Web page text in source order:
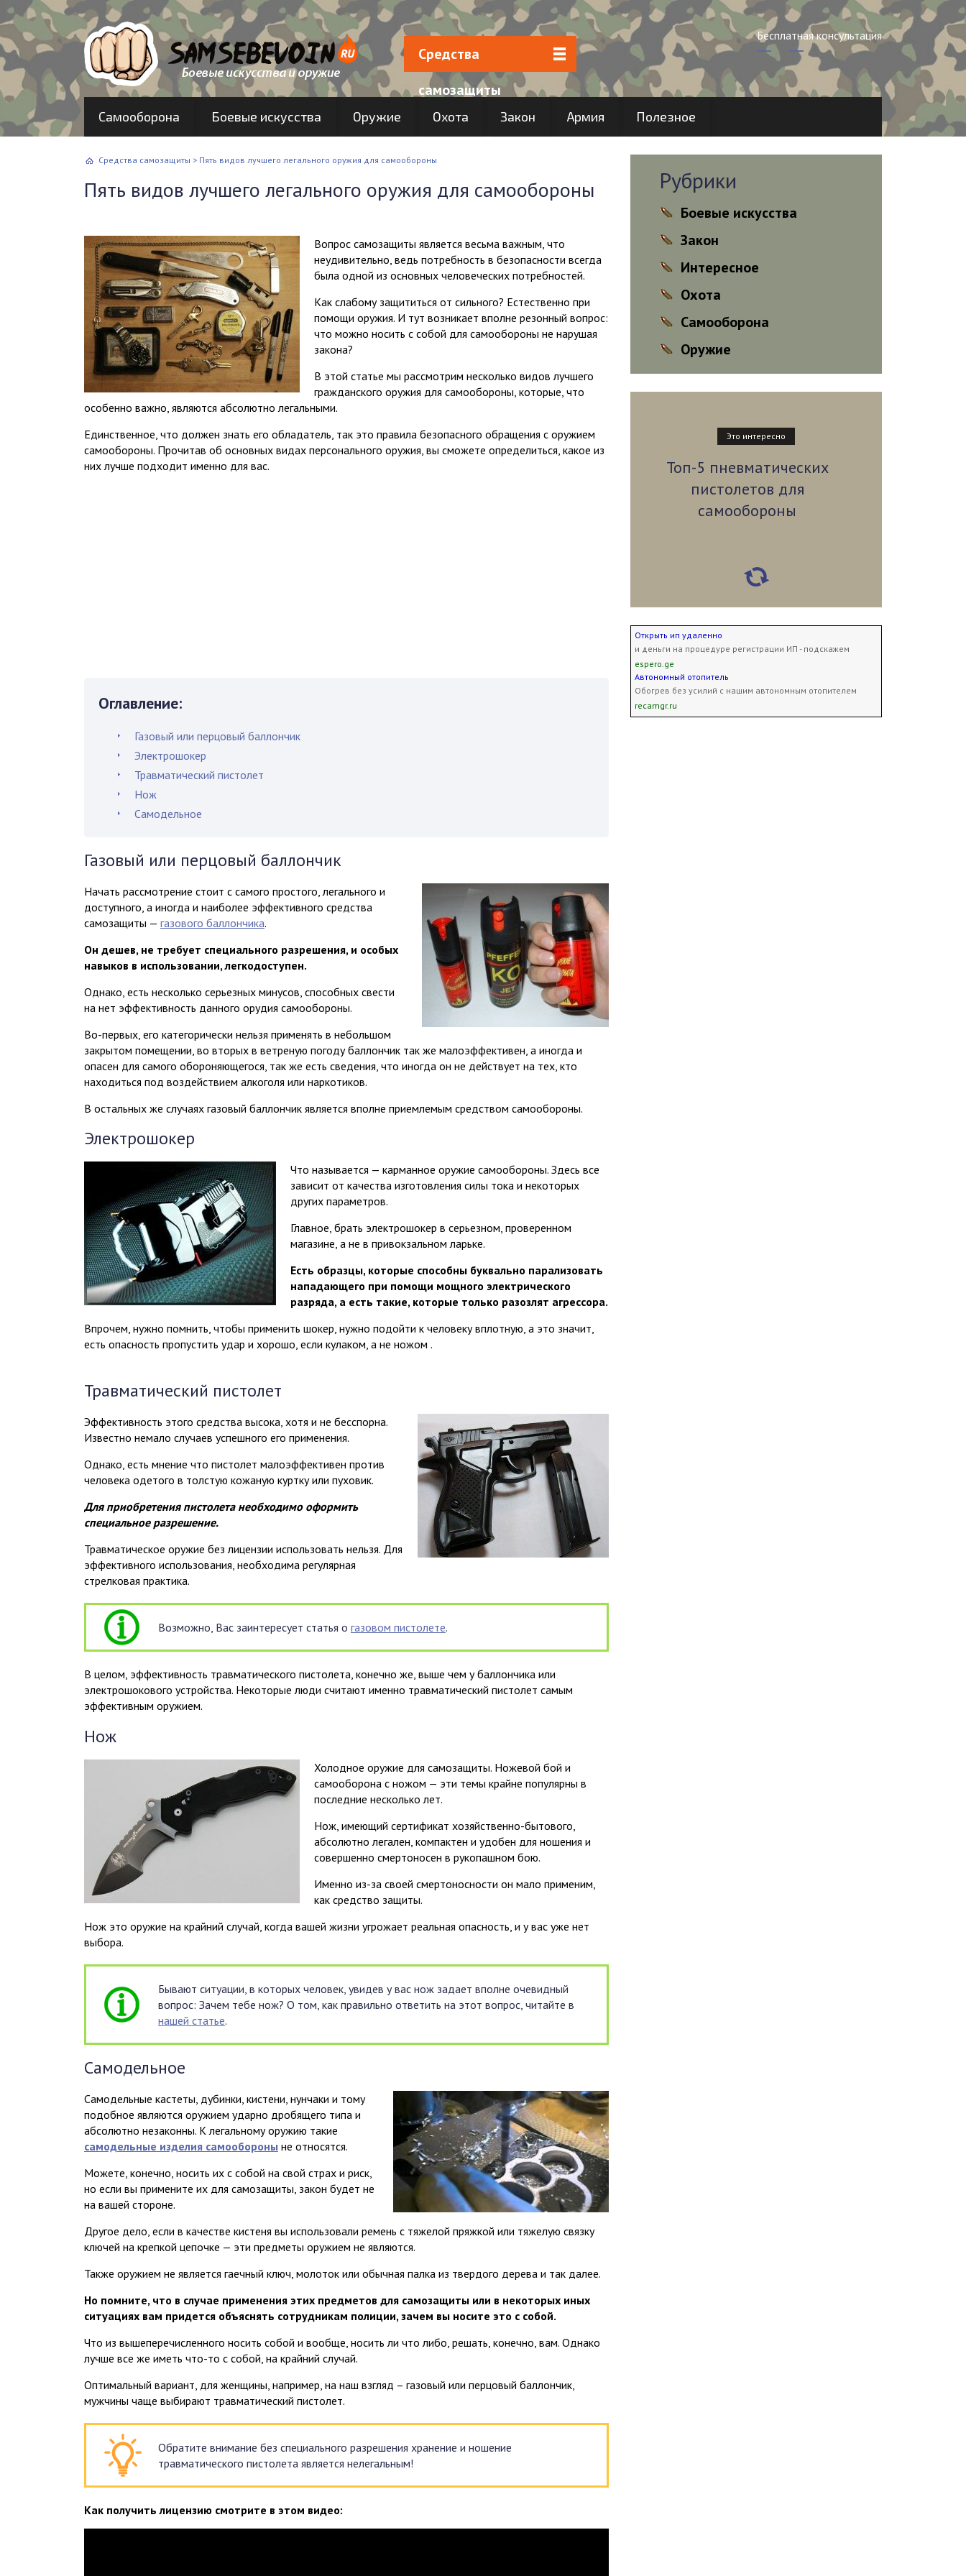
Средства
самозащиты
Бесплатная консультация
Самооборона Боевые искусства Оружие Охота Закон Армия Полезное
Средства самозащиты > Пять видов лучшего легального оружия для самообороны
Пять видов лучшего легального оружия для самообороны
Вопрос самозащиты является весьма важным, что
неудивительно, ведь потребность в безопасности всегда
была одной из основных человеческих потребностей.
Как слабому защититься от сильного? Естественно при
помощи оружия. И тут возникает вполне резонный вопрос:
что можно носить с собой для самообороны не нарушая
закона?
В этой статье мы рассмотрим несколько видов лучшего
гражданского оружия для самообороны, которые, что
особенно важно, являются абсолютно легальными.
Единственное, что должен знать его обладатель, так это правила безопасного обращения с оружием
самообороны. Прочитав об основных видах персонального оружия, вы сможете определиться, какое из
них лучше подходит именно для вас.
Оглавление:
Газовый или перцовый баллончик
Электрошокер
Травматический пистолет
Нож
Самодельное
Газовый или перцовый баллончик
Начать рассмотрение стоит с самого простого, легального и
доступного, а иногда и наиболее эффективного средства
самозащиты — газового баллончика.
Он дешев, не требует специального разрешения, и особых
навыков в использовании, легкодоступен.
Однако, есть несколько серьезных минусов, способных свести
на нет эффективность данного орудия самообороны.
Во-первых, его категорически нельзя применять в небольшом
закрытом помещении, во вторых в ветреную погоду баллончик так же малоэффективен, а иногда и
опасен для самого обороняющегося, так же есть сведения, что иногда он не действует на тех, кто
находиться под воздействием алкоголя или наркотиков.
В остальных же случаях газовый баллончик является вполне приемлемым средством самообороны.
Электрошокер
Что называется — карманное оружие самообороны. Здесь все
зависит от качества изготовления силы тока и некоторых
других параметров.
Главное, брать электрошокер в серьезном, проверенном
магазине, а не в привокзальном ларьке.
Есть образцы, которые способны буквально парализовать
нападающего при помощи мощного электрического
разряда, а есть такие, которые только разозлят агрессора.
Впрочем, нужно помнить, чтобы применить шокер, нужно подойти к человеку вплотную, а это значит,
есть опасность пропустить удар и хорошо, если кулаком, а не ножом .
Травматический пистолет
Эффективность этого средства высока, хотя и не бесспорна.
Известно немало случаев успешного его применения.
Однако, есть мнение что пистолет малоэффективен против
человека одетого в толстую кожаную куртку или пуховик.
Для приобретения пистолета необходимо оформить
специальное разрешение.
Травматическое оружие без лицензии использовать нельзя. Для
эффективного использования, необходима регулярная
стрелковая практика.
Возможно, Вас заинтересует статья о газовом пистолете.
В целом, эффективность травматического пистолета, конечно же, выше чем у баллончика или
электрошокового устройства. Некоторые люди считают именно травматический пистолет самым
эффективным оружием.
Нож
Холодное оружие для самозащиты. Ножевой бой и
самооборона с ножом — эти темы крайне популярны в
последние несколько лет.
Нож, имеющий сертификат хозяйственно-бытового,
абсолютно легален, компактен и удобен для ношения и
совершенно смертоносен в рукопашном бою.
Именно из-за своей смертоносности он мало применим,
как средство защиты.
Нож это оружие на крайний случай, когда вашей жизни угрожает реальная опасность, и у вас уже нет
выбора.
Бывают ситуации, в которых человек, увидев у вас нож задает вполне очевидный
вопрос: Зачем тебе нож? О том, как правильно ответить на этот вопрос, читайте в
нашей статье.
Самодельное
Самодельные кастеты, дубинки, кистени, нунчаки и тому
подобное являются оружием ударно дробящего типа и
абсолютно незаконны. К легальному оружию такие
самодельные изделия самообороны не относятся.
Можете, конечно, носить их с собой на свой страх и риск,
но если вы примените их для самозащиты, закон будет не
на вашей стороне.
Другое дело, если в качестве кистеня вы использовали ремень с тяжелой пряжкой или тяжелую связку
ключей на крепкой цепочке — эти предметы оружием не являются.
Также оружием не является гаечный ключ, молоток или обычная палка из твердого дерева и так далее.
Но помните, что в случае применения этих предметов для самозащиты или в некоторых иных
ситуациях вам придется объяснять сотрудникам полиции, зачем вы носите это с собой.
Что из вышеперечисленного носить собой и вообще, носить ли что либо, решать, конечно, вам. Однако
лучше все же иметь что-то с собой, на крайний случай.
Оптимальный вариант, для женщины, например, на наш взгляд – газовый или перцовый баллончик,
мужчины чаще выбирают травматический пистолет.
Обратите внимание без специального разрешения хранение и ношение
травматического пистолета является нелегальным!
Как получить лицензию смотрите в этом видео:
Рубрики
Боевые искусства
Закон
Интересное
Охота
Самооборона
Оружие
Это интересно
Топ-5 пневматических
пистолетов для
самообороны
Открыть ип удаленно
и деньги на процедуре регистрации ИП - подскажем
espero.ge
Автономный отопитель
Обогрев без усилий с нашим автономным отопителем
recamgr.ru